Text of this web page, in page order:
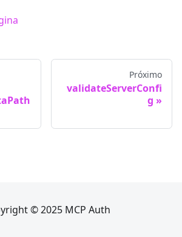
Próximo
validateServerConfi
g
© 2025 MCP Auth